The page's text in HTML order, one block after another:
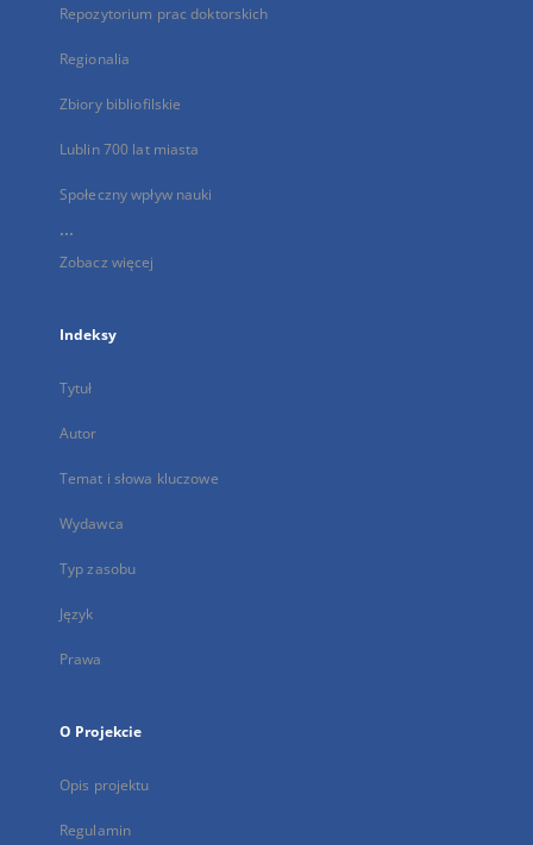
Repozytorium prac doktorskich
Regionalia
Zbiory bibliofilskie
Lublin 700 lat miasta
Społeczny wpływ nauki
...
Zobacz więcej
Indeksy
Tytuł
Autor
Temat i słowa kluczowe
Wydawca
Typ zasobu
Język
Prawa
O Projekcie
Opis projektu
Regulamin